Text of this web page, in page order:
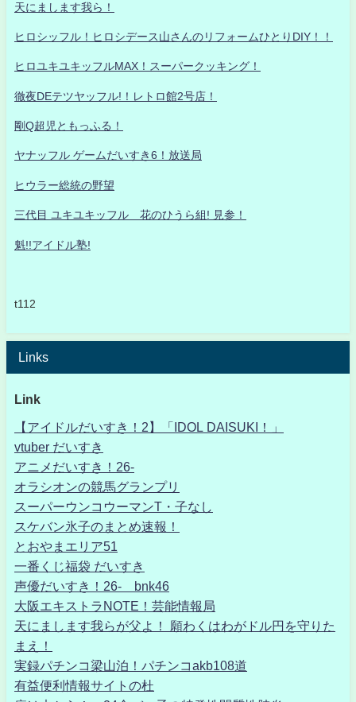
天にまします我ら！
ヒロシッフル！ヒロシデース山さんのリフォームひとりDIY！！
ヒロユキユキッフルMAX！スーパークッキング！
徹夜DEテツヤッフル!！レトロ館2号店！
剛Q超児ともっふる！
ヤナッフル ゲームだいすき6！放送局
ヒウラー総統の野望
三代目 ユキユキッフル 花のひうら組! 見参！
魁!!アイドル塾!
t112
Links
Link
【アイドルだいすき！2】「IDOL DAISUKI！」
vtuber だいすき
アニメだいすき！26-
オラシオンの競馬グランプリ
スーパーウンコウーマンT・子なし
スケバン氷子のまとめ速報！
とおやまエリア51
一番くじ福袋 だいすき
声優だいすき！26- bnk46
大阪エキストラNOTE！芸能情報局
天にまします我らが父よ！ 願わくはわがドル円を守りた
まえ！
実録パチンコ梁山泊！パチンコakb108道
有益便利情報サイトの杜